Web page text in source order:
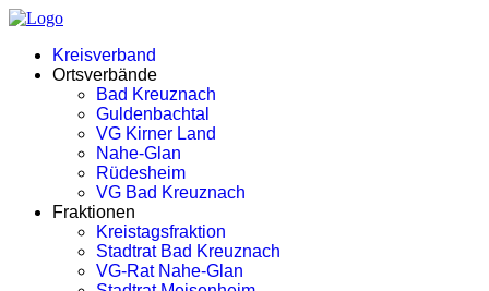
Kreisverband
Ortsverbände
Bad Kreuznach
Guldenbachtal
VG Kirner Land
Nahe-Glan
Rüdesheim
VG Bad Kreuznach
Fraktionen
Kreistagsfraktion
Stadtrat Bad Kreuznach
VG-Rat Nahe-Glan